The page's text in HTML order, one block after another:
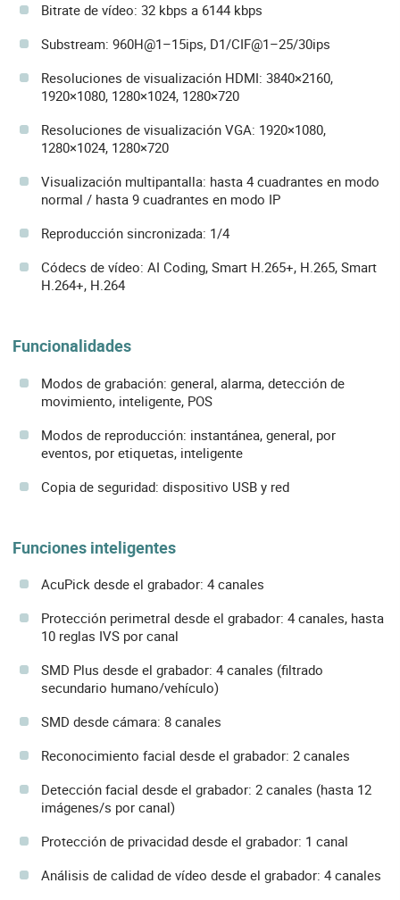
Bitrate de vídeo: 32 kbps a 6144 kbps
Substream: 960H@1–15ips, D1/CIF@1–25/30ips
Resoluciones de visualización HDMI: 3840×2160,
1920×1080, 1280×1024, 1280×720
Resoluciones de visualización VGA: 1920×1080,
1280×1024, 1280×720
Visualización multipantalla: hasta 4 cuadrantes en modo
normal / hasta 9 cuadrantes en modo IP
Reproducción sincronizada: 1/4
Códecs de vídeo: AI Coding, Smart H.265+, H.265, Smart
H.264+, H.264
Funcionalidades
Modos de grabación: general, alarma, detección de
movimiento, inteligente, POS
Modos de reproducción: instantánea, general, por
eventos, por etiquetas, inteligente
Copia de seguridad: dispositivo USB y red
Funciones inteligentes
AcuPick desde el grabador: 4 canales
Protección perimetral desde el grabador: 4 canales, hasta
10 reglas IVS por canal
SMD Plus desde el grabador: 4 canales (filtrado
secundario humano/vehículo)
SMD desde cámara: 8 canales
Reconocimiento facial desde el grabador: 2 canales
Detección facial desde el grabador: 2 canales (hasta 12
imágenes/s por canal)
Protección de privacidad desde el grabador: 1 canal
Análisis de calidad de vídeo desde el grabador: 4 canales